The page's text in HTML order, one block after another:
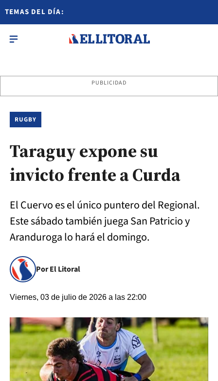
TEMAS DEL DÍA:
PUBLICIDAD
RUGBY
Taraguy expone su
invicto frente a Curda
El Cuervo es el único puntero del Regional.
Este sábado también juega San Patricio y
Aranduroga lo hará el domingo.
Por El Litoral
Viernes, 03 de julio de 2026 a las 22:00